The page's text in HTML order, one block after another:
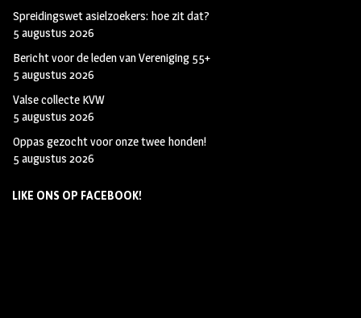
Spreidingswet asielzoekers: hoe zit dat?
5 augustus 2026
Bericht voor de leden van Vereniging 55+
5 augustus 2026
Valse collecte KVW
5 augustus 2026
Oppas gezocht voor onze twee honden!
5 augustus 2026
LIKE ONS OP FACEBOOK!